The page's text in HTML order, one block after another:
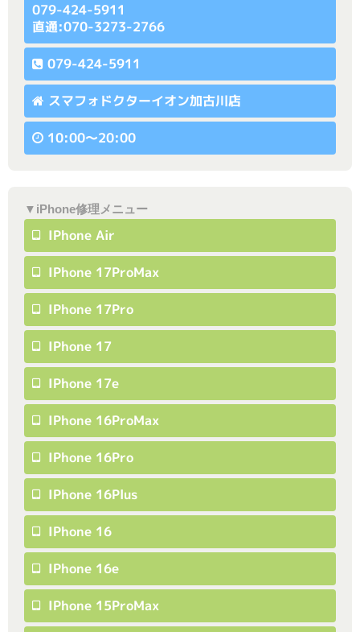
079-424-5911
直通:070-3273-2766
079-424-5911
スマフォドクターイオン加古川店
10:00〜20:00
▼iPhone修理メニュー
IPhone Air
IPhone 17ProMax
IPhone 17Pro
IPhone 17
IPhone 17e
IPhone 16ProMax
IPhone 16Pro
IPhone 16Plus
IPhone 16
IPhone 16e
IPhone 15ProMax